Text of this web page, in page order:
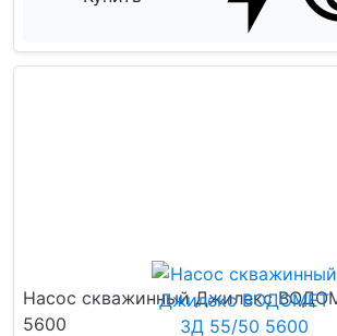
Насос скважинный Джилекс
5600